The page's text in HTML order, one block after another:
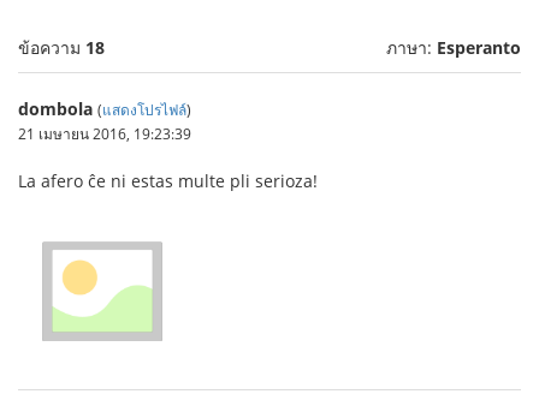
ข้อความ 18 ภาษา: Esperanto
dombola (แสดงโปรไฟล์)
21 เมษายน 2016, 19:23:39
La afero ĉe ni estas multe pli serioza!